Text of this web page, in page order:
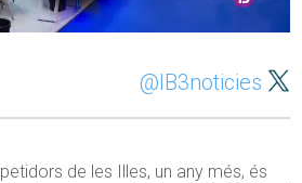
@IB3noticies
de les Illes, un any més, és